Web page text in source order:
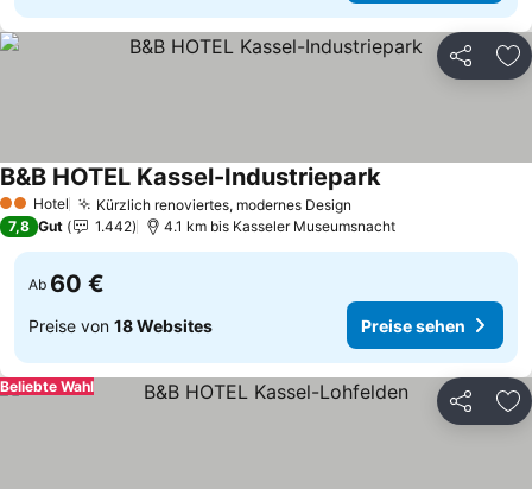
Teilen
2 Sterne
Hotel Kürzlich renoviertes, modernes Design
B&B HOTEL Kassel-Industriepark
7,8 Gut 1.442 4.1 km bis Kasseler Museumsnacht
Ab 60 €
Preise von 18 Websites Preise sehen
Teilen
Beliebte Wahl